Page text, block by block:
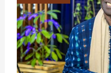
and
Book
Signing